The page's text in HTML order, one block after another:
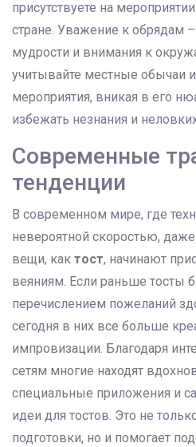
присутствуете на
стране. Уважение к обрядам
мудрости и внимания к
учитывайте местные обычаи и
мероприятия, вникая в его
избежать незнания и
Современные
тенденции
В современном мире, где
невероятной скоростью,
вещи, как тост, начинают
веяниям. Если раньше тосты
перечислением пожеланий
сегодня в них все больше
импровизации. Благодаря
сетям многие находят
специальные приложения и
идеи для тостов. Это не
подготовки, но и помогает